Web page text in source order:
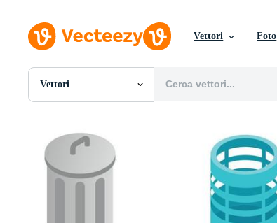
Vettori Foto
Vettori
Tutte Immagini
PNGs
PSDs
Modelli